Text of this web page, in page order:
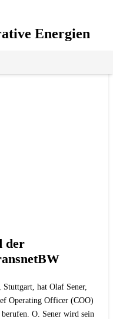
Energien
der
hat Olaf Sener,
Operating Officer (COO)
O. Sener wird sein